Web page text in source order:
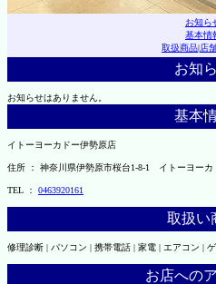
お知ら
基本情
取扱商品|店
お知
お知らせはありません。
基本
イトーヨーカドー伊勢原店
住所 ： 神奈川県伊勢原市桜台1-8-1 イトーヨーカ
TEL ： 0463920161
取扱い
修理診断 | パソコン | 携帯電話 | 家電 | エアコン |
お店への